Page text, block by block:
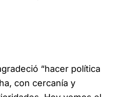
“hacer política
con cercanía y